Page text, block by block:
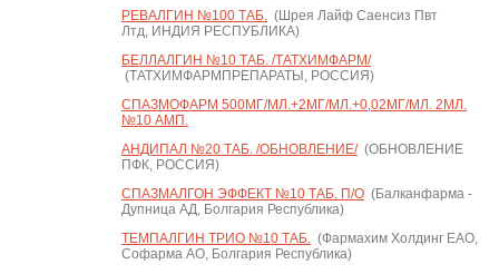
РЕВАЛГИН №100 ТАБ.(Шрея Лайф Саенсиз Пвт
Лтд, ИНДИЯ РЕСПУБЛИКА)
БЕЛЛАЛГИН №10 ТАБ. /ТАТХИМФАРМ/
(ТАТХИМФАРМПРЕПАРАТЫ, РОССИЯ)
СПАЗМОФАРМ 500МГ/МЛ.+2МГ/МЛ.+0,02МГ/МЛ. 2МЛ.
№10 АМП.
АНДИПАЛ №20 ТАБ. /ОБНОВЛЕНИЕ/(ОБНОВЛЕНИЕ
ПФК, РОССИЯ)
СПАЗМАЛГОН ЭФФЕКТ №10 ТАБ. П/О(Балканфарма -
Дупница АД, Болгария Республика)
ТЕМПАЛГИН ТРИО №10 ТАБ.(Фармахим Холдинг ЕАО,
Софарма АО, Болгария Республика)